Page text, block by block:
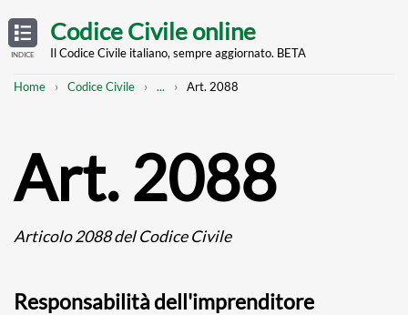
TABLE
OF
CONTENTS
INDICE
main
Codice Civile online
Il Codice Civile italiano, sempre aggiornato. BETA
Breadcrumb
Home Codice Civile
Mostra
... Art. 2088
Art. 2088
Articolo 2088 del Codice Civile
Responsabilità dell'imprenditore